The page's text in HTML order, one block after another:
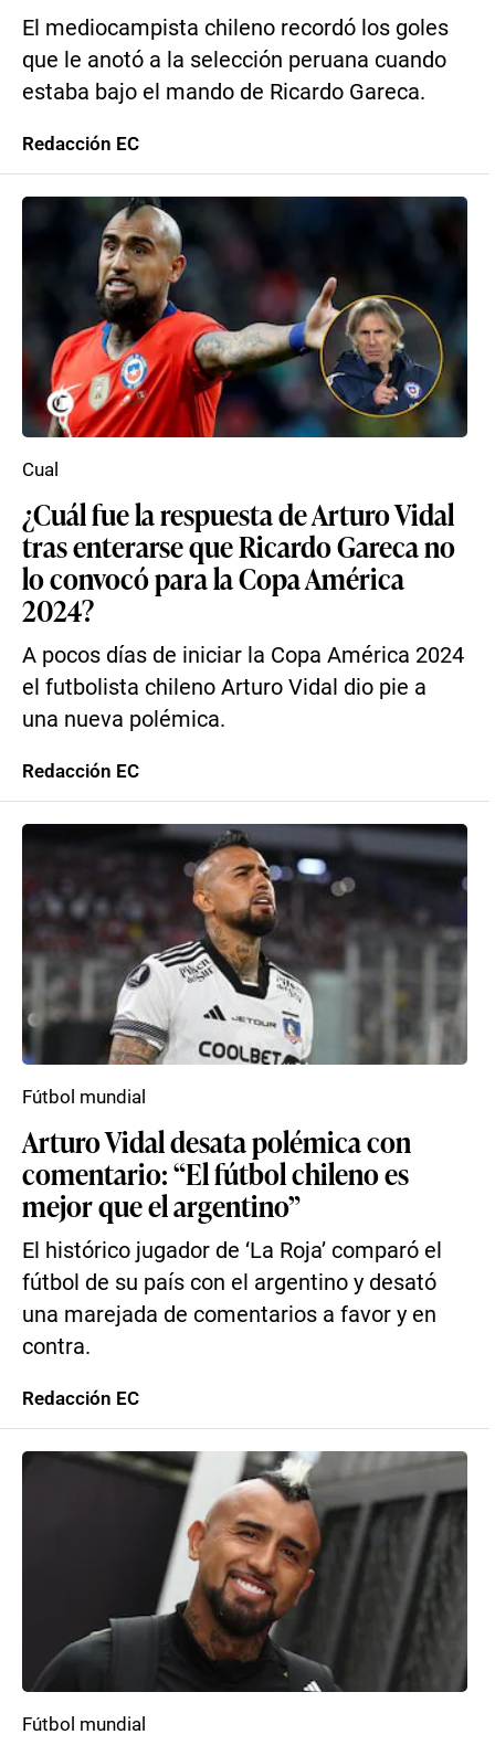
El mediocampista chileno recordó los goles
que le anotó a la selección peruana cuando
estaba bajo el mando de Ricardo Gareca.
Redacción EC
¿Cuál fue la respuesta de Arturo Vidal
tras enterarse que Ricardo Gareca no
lo convocó para la Copa América
2024?
A pocos días de iniciar la Copa América 2024
el futbolista chileno Arturo Vidal dio pie a
una nueva polémica.
Cual
Redacción EC
Arturo Vidal desata polémica con
comentario: “El fútbol chileno es
mejor que el argentino”
El histórico jugador de ‘La Roja’ comparó el
fútbol de su país con el argentino y desató
una marejada de comentarios a favor y en
contra.
Fútbol mundial
Redacción EC
Fútbol mundial